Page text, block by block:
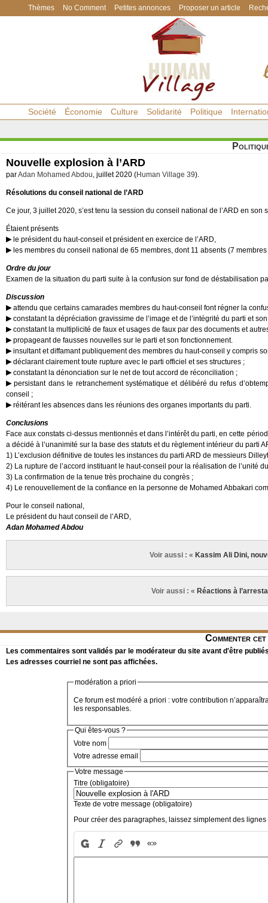
Thèmes No Comment Petites annonces Proposer un article
Société Économie Culture Solidarité Politique
Nouvelle explosion à l’ARD
parAdan Mohamed Abdou, juillet 2020 (Human Village 39).
Résolutions du conseil national de l’ARD
Ce jour, 3 juillet 2020, s’est tenu la session du conseil national de l’ARD en son
Étaient présents
le président du haut-conseil et président en exercice de l’ARD,
les membres du conseil national de 65 membres, dont 11 absents (7
Ordre du jour
Examen de la situation du parti suite à la confusion sur fond de déstabilisation
Discussion
attendu que certains camarades membres du haut-conseil font régner la
constatant la dépréciation gravissime de l’image et de l’intégrité du parti et
constatant la multiplicité de faux et usages de faux par des documents et
propageant de fausses nouvelles sur le parti et son fonctionnement.
insultant et diffamant publiquement des membres du haut-conseil y compris
déclarant clairement toute rupture avec le parti officiel et ses structures ;
constatant la dénonciation sur le net de tout accord de réconciliation ;
persistant dans le retranchement systématique et délibéré du refus
conseil ;
réitérant les absences dans les réunions des organes importants du parti.
Conclusions
Face aux constats ci-dessus mentionnés et dans l’intérêt du parti, en cette
a décidé à l’unanimité sur la base des statuts et du règlement intérieur du parti
1) L’exclusion définitive de toutes les instances du parti ARD de messieurs
2) La rupture de l’accord instituant le haut-conseil pour la réalisation de l’unité
3) La confirmation de la tenue très prochaine du congrès ;
4) Le renouvellement de la confiance en la personne de Mohamed Abbakari
Pour le conseil national,
Le président du haut conseil de l’ARD,
Adan Mohamed Abdou
Voir aussi : « Kassim Ali Dini,
Voir aussi : « Réactions à
Commenter
Les commentaires sont validés par le modérateur du site avant d'être
Les adresses courriel ne sont pas affichées.
modération a priori
Ce forum est modéré a priori : votre contribution
les responsables.
Qui êtes-vous ?
Votre nom
Votre adresse email
Votre message
Titre (obligatoire)
Texte de votre message (obligatoire)
Pour créer des paragraphes, laissez simplement des lignes